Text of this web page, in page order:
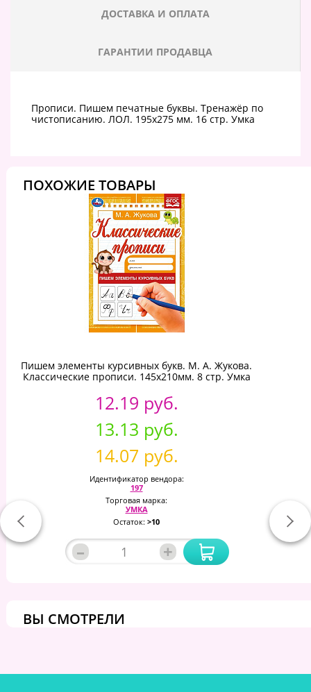
ДОСТАВКА И ОПЛАТА
ГАРАНТИИ ПРОДАВЦА
Прописи. Пишем печатные буквы. Тренажёр по
чистописанию. ЛОЛ. 195х275 мм. 16 стр. Умка
ПОХОЖИЕ ТОВАРЫ
Пишем элементы курсивных букв. М. А. Жукова.
Классические прописи. 145х210мм. 8 стр. Умка
12.19 руб.
13.13 руб.
14.07 руб.
Идентификатор вендора:
197
Торговая марка:
УМКА
Остаток: >10
– +
ВЫ СМОТРЕЛИ